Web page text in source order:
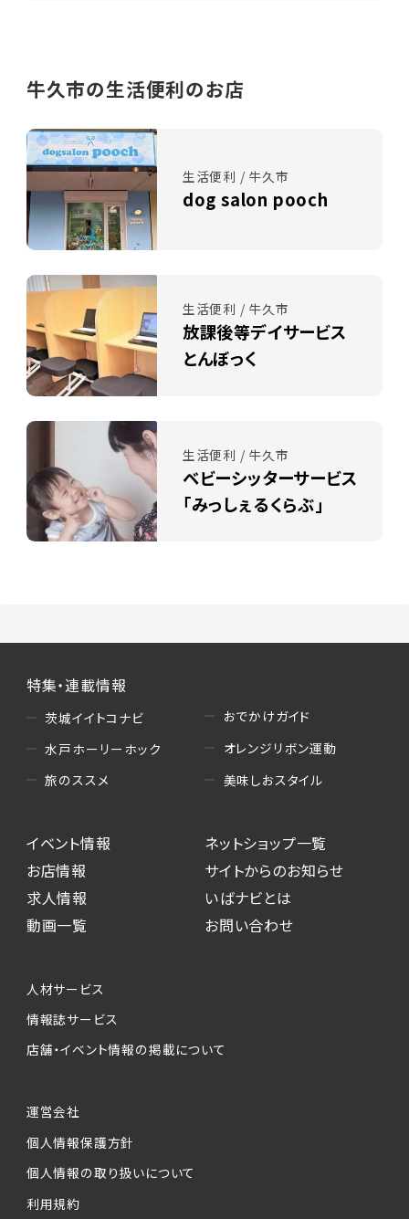
牛久市の生活便利のお店
生活便利 / 牛久市
dog salon pooch
生活便利 / 牛久市
放課後等デイサービス
とんぼっく
生活便利 / 牛久市
ベビーシッターサービス
「みっしぇるくらぶ」
特集・連載情報
茨城イイトコナビ
水戸ホーリーホック
旅のススメ
おでかけガイド
オレンジリボン運動
美味しおスタイル
イベント情報
お店情報
求人情報
動画一覧
ネットショップ一覧
サイトからのお知らせ
いばナビとは
お問い合わせ
人材サービス
情報誌サービス
店舗・イベント情報の掲載について
運営会社
個人情報保護方針
個人情報の取り扱いについて
利用規約